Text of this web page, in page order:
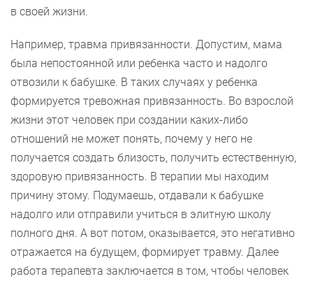
в своей жизни.
Например, травма привязанности. Допустим, мама
была непостоянной или ребенка часто и надолго
отвозили к бабушке. В таких случаях у ребенка
формируется тревожная привязанность. Во взрослой
жизни этот человек при создании каких-либо
отношений не может понять, почему у него не
получается создать близость, получить естественную,
здоровую привязанность. В терапии мы находим
причину этому. Подумаешь, отдавали к бабушке
надолго или отправили учиться в элитную школу
полного дня. А вот потом, оказывается, это негативно
отражается на будущем, формирует травму. Далее
работа терапевта заключается в том, чтобы человек